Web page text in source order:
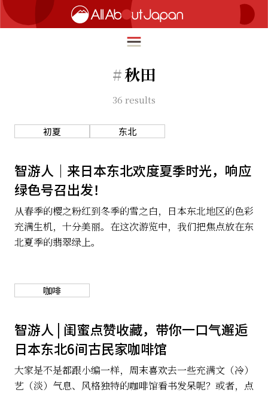
ภาษาไทย
日本語
旅行
美食
文化
热点
生活
关于我们
#秋田
36 results
初夏 东北
智游人｜来日本东北欢度夏季时光，响应
绿色号召出发！
从春季的樱之粉红到冬季的雪之白，日本东北地区的色彩
充满生机，十分美丽。在这次游览中，我们把焦点放在东
北夏季的翡翠绿上。
咖啡
智游人 | 闺蜜点赞收藏，带你一口气邂逅
日本东北6间古民家咖啡馆
大家是不是都跟小编一样，周末喜欢去一些充满文（冷）
艺（淡）气息、风格独特的咖啡馆看书发呆呢？或者，点